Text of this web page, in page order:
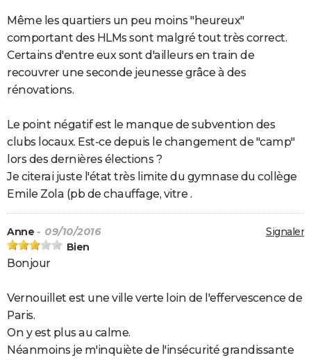
Même les quartiers un peu moins "heureux"
comportant des HLMs sont malgré tout très correct.
Certains d'entre eux sont d'ailleurs en train de
recouvrer une seconde jeunesse grâce à des
rénovations.
Le point négatif est le manque de subvention des
clubs locaux. Est-ce depuis le changement de "camp"
lors des dernières élections ?
Je citerai juste l'état très limite du gymnase du collège
Emile Zola (pb de chauffage, vitre .
Signaler
Anne - 09/10/2016
Bien
Bonjour
Vernouillet est une ville verte loin de l'effervescence de
Paris.
On y est plus au calme.
Néanmoins je m'inquiète de l'insécurité grandissante